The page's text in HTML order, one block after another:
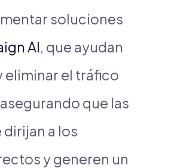
soluciones
AI, que ayudan
eliminar el tráfico
que las
dirijan a los
y generen un